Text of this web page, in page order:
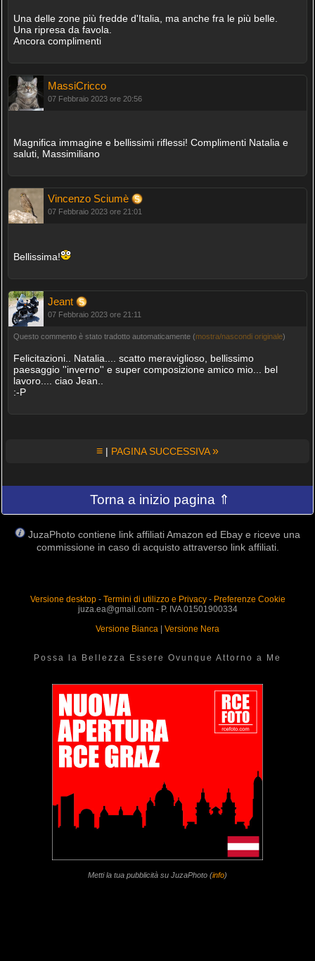
Una delle zone più fredde d'Italia, ma anche fra le più belle.
Una ripresa da favola.
Ancora complimenti
MassiCricco
07 Febbraio 2023 ore 20:56
Magnifica immagine e bellissimi riflessi! Complimenti Natalia e
saluti, Massimiliano
Vincenzo Sciumè
07 Febbraio 2023 ore 21:01
Bellissima!
Jeant
07 Febbraio 2023 ore 21:11
Questo commento è stato tradotto automaticamente (mostra/nascondi originale)
Felicitazioni.. Natalia.... scatto meraviglioso, bellissimo
paesaggio ''inverno'' e super composizione amico mio... bel
lavoro.... ciao Jean..
:-P
≡ | PAGINA SUCCESSIVA»
Torna a inizio pagina ⇑
JuzaPhoto contiene link affiliati Amazon ed Ebay e riceve una
commissione in caso di acquisto attraverso link affiliati.
Versione desktop- Termini di utilizzo e Privacy- Preferenze Cookie
juza.ea@gmail.com - P. IVA 01501900334
Versione Bianca | Versione Nera
Possa la Bellezza Essere Ovunque Attorno a Me
Metti la tua pubblicità su JuzaPhoto (info)